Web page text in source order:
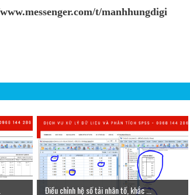
t/manhhungdigi
Điều chỉnh hệ số tải nhân tố, khắc ...